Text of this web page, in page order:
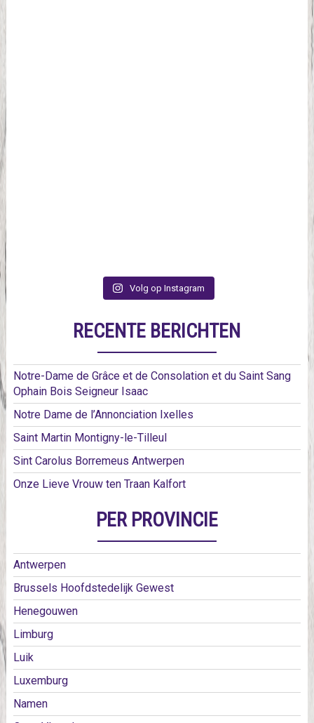
Volg op Instagram
RECENTE BERICHTEN
Notre-Dame de Grâce et de Consolation et du Saint Sang
Ophain Bois Seigneur Isaac
Notre Dame de l’Annonciation Ixelles
Saint Martin Montigny-le-Tilleul
Sint Carolus Borremeus Antwerpen
Onze Lieve Vrouw ten Traan Kalfort
PER PROVINCIE
Antwerpen
Brussels Hoofdstedelijk Gewest
Henegouwen
Limburg
Luik
Luxemburg
Namen